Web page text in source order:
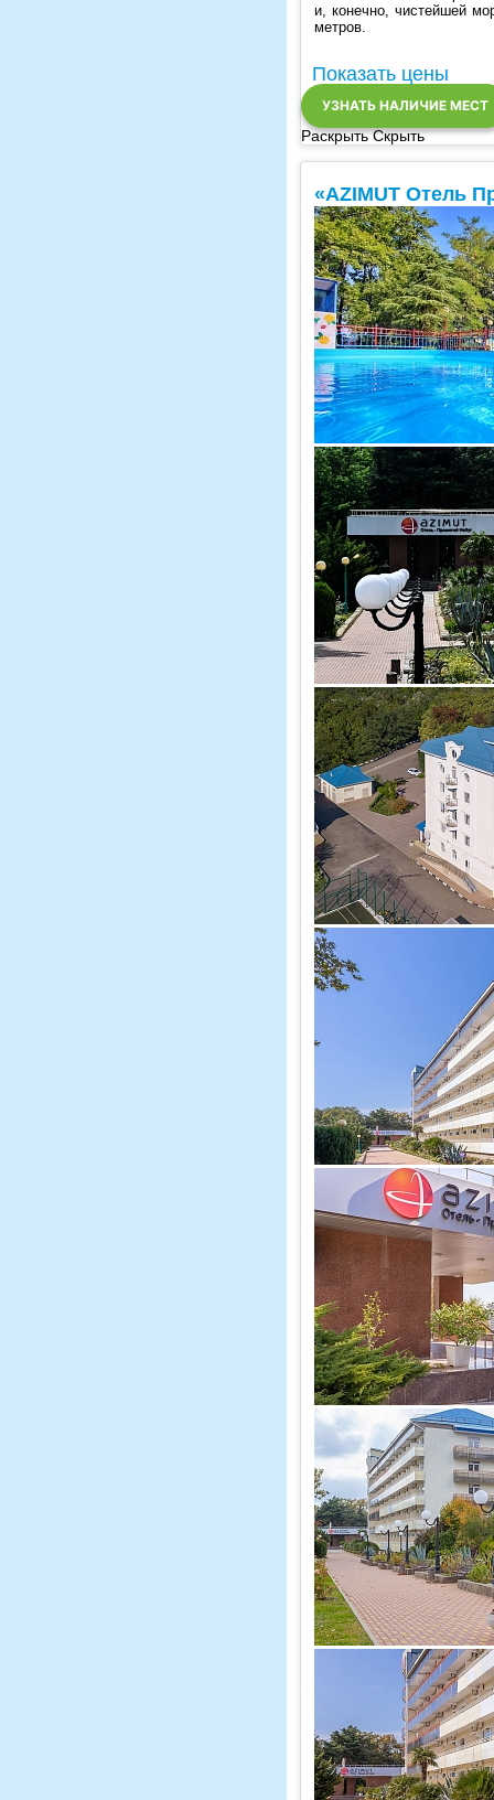
и, конечно, чистейшей
метров.
Показать цены
УЗНАТЬ НАЛИЧИЕ МЕСТ
Раскрыть Скрыть
«AZIMUT Отель